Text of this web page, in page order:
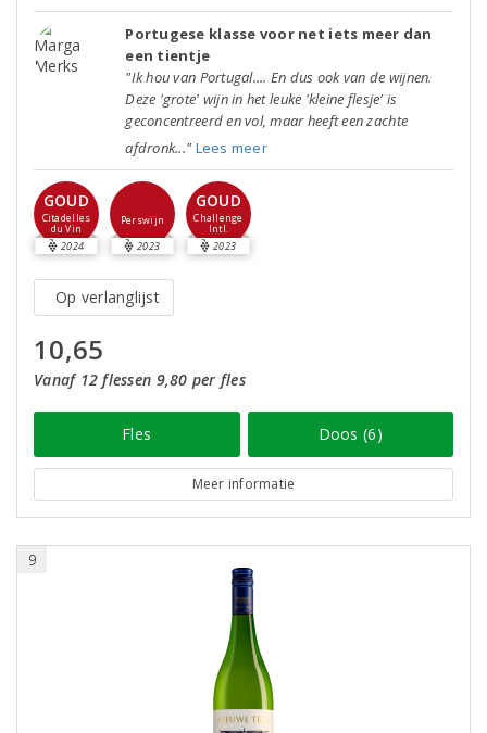
Portugese klasse voor net iets meer dan
een tientje
"Ik hou van Portugal.... En dus ook van de wijnen.
Deze 'grote' wijn in het leuke 'kleine flesje' is
geconcentreerd en vol, maar heeft een zachte
afdronk..." Lees meer
GOUD
Citadelles
du Vin
2024
Perswijn
2023
GOUD
Challenge
Intl.
2023
Op verlanglijst
10,65
Vanaf 12 flessen 9,80 per fles
Fles Doos (6)
Meer informatie
9